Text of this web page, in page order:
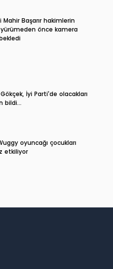
Mahir Başarır hakimlerin
önce kamera
İyi Parti'de olacakları
bildi...
oyuncağı çocukları
etkiliyor